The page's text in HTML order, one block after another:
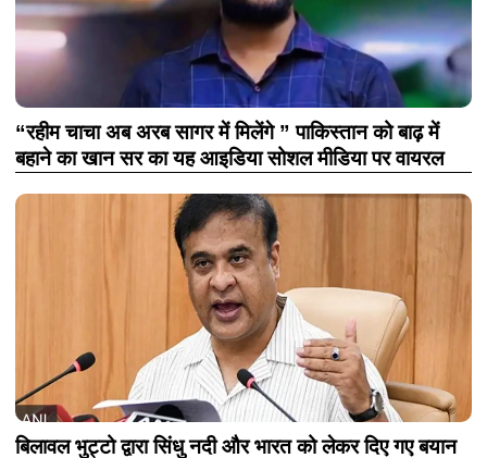
“रहीम चाचा अब अरब सागर में मिलेंगे ” पाकिस्तान को बाढ़ में
बहाने का खान सर का यह आइडिया सोशल मीडिया पर वायरल
बिलावल भुट्टो द्वारा सिंधु नदी और भारत को लेकर दिए गए बयान